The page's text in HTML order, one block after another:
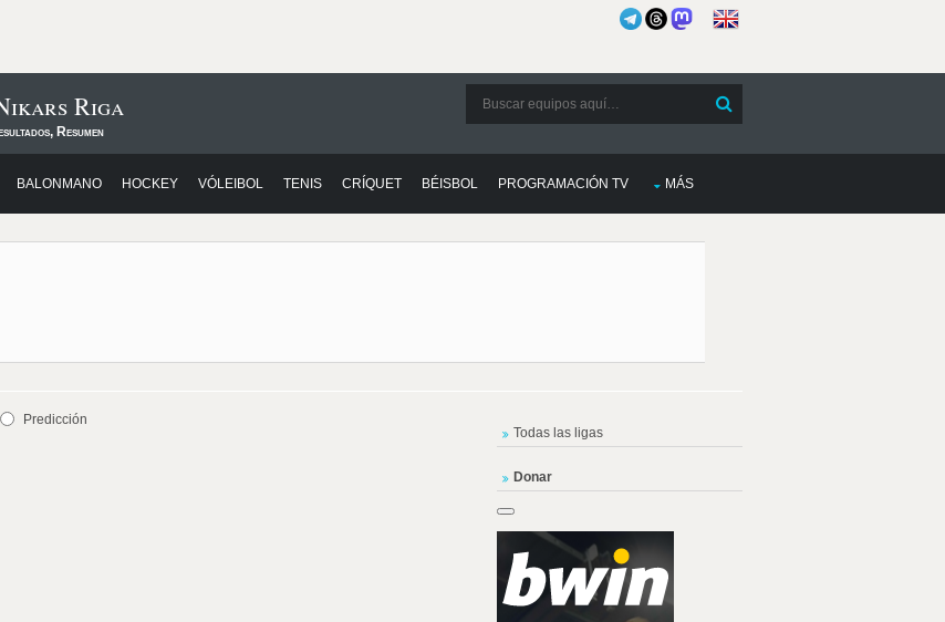
Riga
Resumen
BALONMANO HOCKEY VÓLEIBOL TENIS CRÍQUET BÉISBOL PROGRAMACIÓN TV MÁS
Predicción
Todas las ligas
Donar